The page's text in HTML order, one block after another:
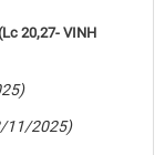
20,27- ​​​​​​​VINH
11/2025)